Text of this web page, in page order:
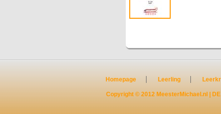
Homepage Leerling
Copyright © 2012 MeesterMichael.nl